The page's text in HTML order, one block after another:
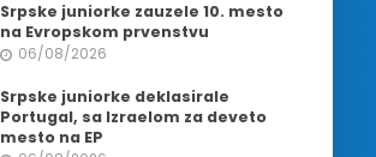
Srpske juniorke zauzele 10. mesto
na Evropskom prvenstvu
06/08/2026
Srpske juniorke deklasirale
Portugal, sa Izraelom za deveto
mesto na EP